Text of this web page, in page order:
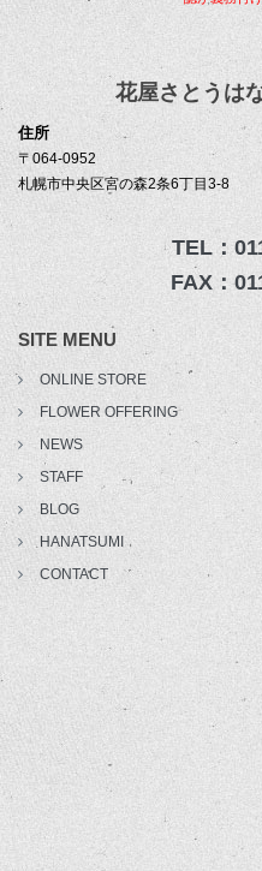
花屋さとうは
住所
〒064-0952
札幌市中央区宮の森2条6丁目3-8
TEL：
FAX：
SITE MENU
ONLINE STORE
FLOWER OFFERING
NEWS
STAFF
BLOG
HANATSUMI
CONTACT